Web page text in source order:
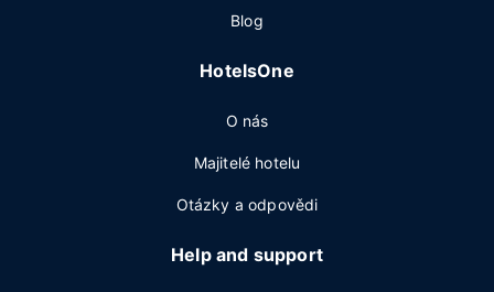
Blog
HotelsOne
O nás
Majitelé hotelu
Otázky a odpovědi
Help and support